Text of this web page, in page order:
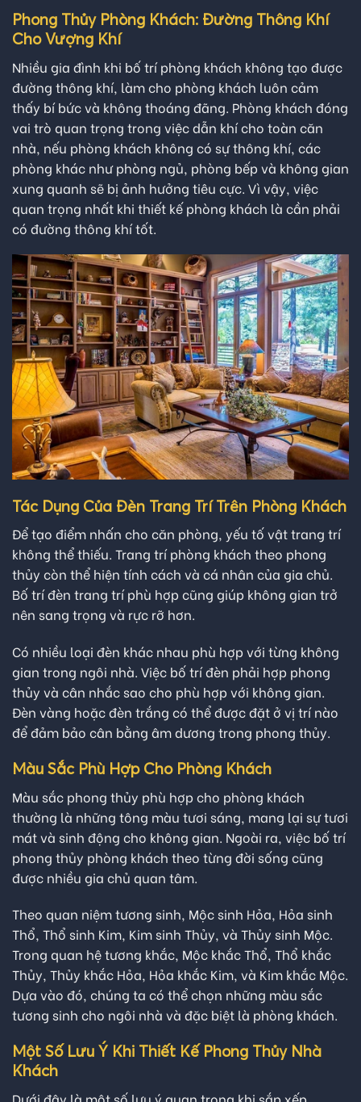
Phong Thủy Phòng Khách: Đường Thông Khí
Cho Vượng Khí
Nhiều gia đình khi bố trí phòng khách không tạo được
đường thông khí, làm cho phòng khách luôn cảm
thấy bí bức và không thoáng đãng. Phòng khách đóng
vai trò quan trọng trong việc dẫn khí cho toàn căn
nhà, nếu phòng khách không có sự thông khí, các
phòng khác như phòng ngủ, phòng bếp và không gian
xung quanh sẽ bị ảnh hưởng tiêu cực. Vì vậy, việc
quan trọng nhất khi thiết kế phòng khách là cần phải
có đường thông khí tốt.
Tác Dụng Của Đèn Trang Trí Trên Phòng Khách
Để tạo điểm nhấn cho căn phòng, yếu tố vật trang trí
không thể thiếu. Trang trí phòng khách theo phong
thủy còn thể hiện tính cách và cá nhân của gia chủ.
Bố trí đèn trang trí phù hợp cũng giúp không gian trở
nên sang trọng và rực rỡ hơn.
Có nhiều loại đèn khác nhau phù hợp với từng không
gian trong ngôi nhà. Việc bố trí đèn phải hợp phong
thủy và cân nhắc sao cho phù hợp với không gian.
Đèn vàng hoặc đèn trắng có thể được đặt ở vị trí nào
để đảm bảo cân bằng âm dương trong phong thủy.
Màu Sắc Phù Hợp Cho Phòng Khách
Màu sắc phong thủy phù hợp cho phòng khách
thường là những tông màu tươi sáng, mang lại sự tươi
mát và sinh động cho không gian. Ngoài ra, việc bố trí
phong thủy phòng khách theo từng đời sống cũng
được nhiều gia chủ quan tâm.
Theo quan niệm tương sinh, Mộc sinh Hỏa, Hỏa sinh
Thổ, Thổ sinh Kim, Kim sinh Thủy, và Thủy sinh Mộc.
Trong quan hệ tương khắc, Mộc khắc Thổ, Thổ khắc
Thủy, Thủy khắc Hỏa, Hỏa khắc Kim, và Kim khắc Mộc.
Dựa vào đó, chúng ta có thể chọn những màu sắc
tương sinh cho ngôi nhà và đặc biệt là phòng khách.
Một Số Lưu Ý Khi Thiết Kế Phong Thủy Nhà
Khách
Dưới đây là một số lưu ý quan trọng khi sắp xếp